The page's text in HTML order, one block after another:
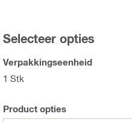
Selecteer opties
Verpakkingseenheid
1 Stk
Product opties